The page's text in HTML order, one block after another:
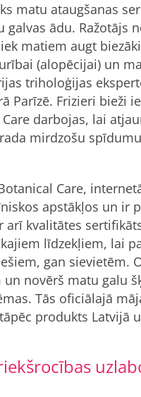
matu ataugšanas
ādu. Ražotājs
matiem augt
(alopēcijai) un
triholoģijas
Parīzē. Frizieri bieži
darbojas, lai
mirdzošu
Care,
apstākļos un ir
kvalitātes
līdzekļiem, lai
gan sievietēm.
novērš matu galu
Tās oficiālajā
produkts Latvijā